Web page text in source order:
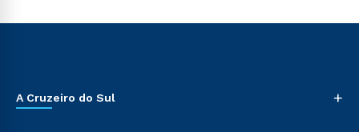
A Cruzeiro do Sul +